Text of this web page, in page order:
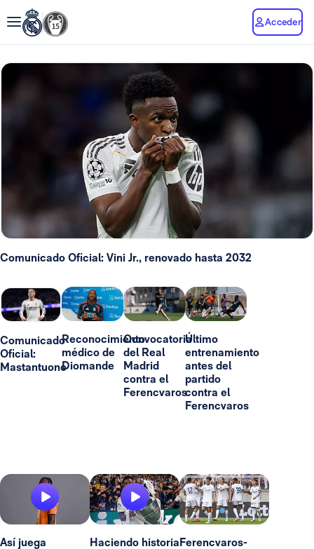
Acceder
Comunicado Oficial: Vini Jr., renovado hasta 2032
Comunicado
Oficial:
Mastantuono
Reconocimiento
médico de
Diomande
Convocatoria
del Real
Madrid
contra el
Ferencvaros
Último
entrenamiento
antes del
partido
contra el
Ferencvaros
Así juega
Haciendo historia Ferencvaros-